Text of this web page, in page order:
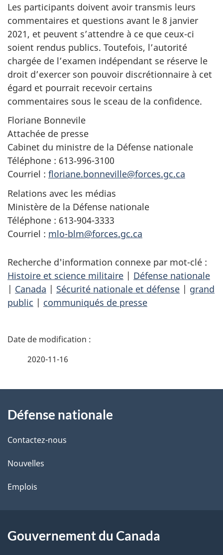
Les participants doivent avoir transmis leurs
commentaires et questions avant le 8 janvier
2021, et peuvent s’attendre à ce que ceux-ci
soient rendus publics. Toutefois, l’autorité
chargée de l’examen indépendant se réserve le
droit d’exercer son pouvoir discrétionnaire à cet
égard et pourrait recevoir certains
commentaires sous le sceau de la confidence.
Floriane Bonnevile
Attachée de presse
Cabinet du ministre de la Défense nationale
Téléphone : 613‑996-3100
Courriel : floriane.bonneville@forces.gc.ca
Relations avec les médias
Ministère de la Défense nationale
Téléphone : 613-904-3333
Courriel : mlo-blm@forces.gc.ca
Recherche d'information connexe par mot-clé :
Histoire et science militaire | Défense nationale
| Canada | Sécurité nationale et défense | grand
public | communiqués de presse
D
i
l
s
d
l
2020-11-16
propos
de
ce
site
Défense nationale
Contactez-nous
Nouvelles
Emplois
Gouvernement du Canada